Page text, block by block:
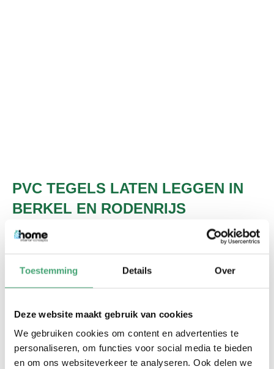
Toestemming Details Over
Deze website maakt gebruik van cookies
We gebruiken cookies om content en advertenties te
personaliseren, om functies voor social media te bieden
en om ons websiteverkeer te analyseren. Ook delen we
PVC TEGELS LATEN LEGGEN IN
BERKEL EN RODENRIJS
PVC vloeren zijn erg geluiddempend. Hierdoor kunt u
veel meer genieten van alle rust in huis.
PVC vloeren voelen comfortabel aan als u erop loopt.
vloerverwarming.
PVC vloeren zijn robuust en duurzaam. Hierdoor gaan ze